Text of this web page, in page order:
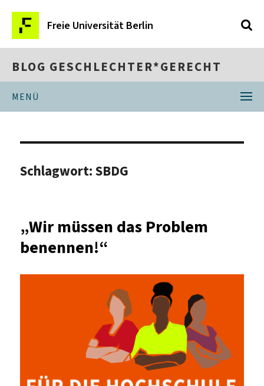
Freie Universität Berlin
BLOG GESCHLECHTER*GERECHT
MENÜ
Schlagwort:SBDG
„Wir müssen das Problem
benennen!“